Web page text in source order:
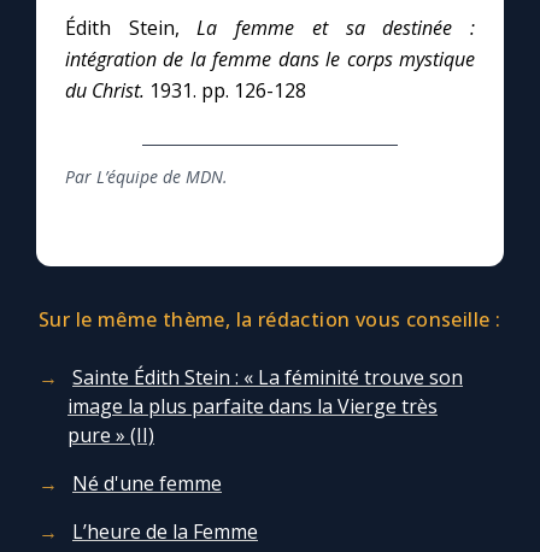
Édith Stein,La femme et sa destinée :
intégration de la femme dans le corps mystique
du Christ. 1931. pp. 126-128
Par L’équipe de MDN.
Sur le même thème, la rédaction vous conseille :
Sainte Édith Stein : « La féminité trouve son
image la plus parfaite dans la Vierge très
pure » (II)
Né d'une femme
L’heure de la Femme